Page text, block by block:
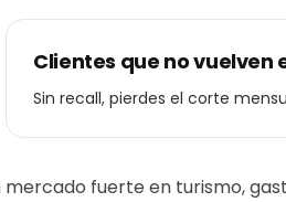
Clientes que no vuelven
Sin recall, pierdes el corte
fuerte en turismo,